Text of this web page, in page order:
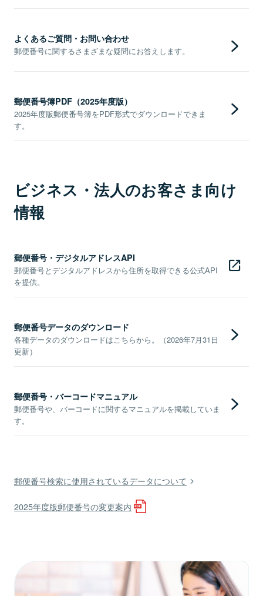
よくあるご質問・お問い合わせ
郵便番号に関するさまざまな疑問にお答えします。
郵便番号簿PDF（2025年度版）
2025年度版郵便番号簿をPDF形式でダウンロードできま
す。
ビジネス・法人のお客さま向け
情報
郵便番号・デジタルアドレスAPI
郵便番号とデジタルアドレスから住所を取得できる公式API
を提供。
郵便番号データのダウンロード
各種データのダウンロードはこちらから。（2026年7月31日
更新）
郵便番号・バーコードマニュアル
郵便番号や、バーコードに関するマニュアルを掲載していま
す。
郵便番号検索に使用されているデータについて
2025年度版郵便番号の変更案内